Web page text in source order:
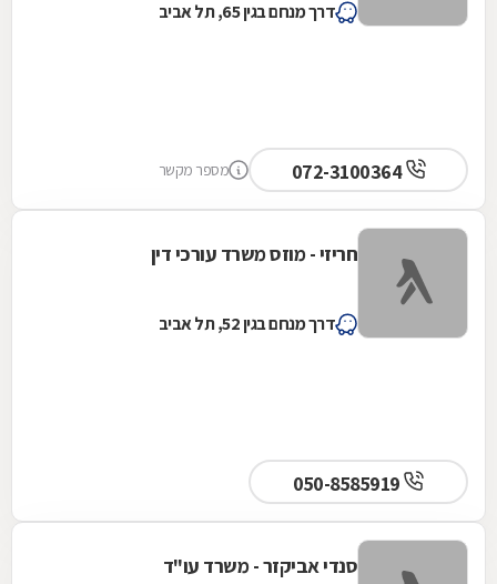
דרך מנחם בגין 65, תל אביב
072-3100364 מספר מקשר
חריזי - מוזס משרד עורכי דין
דרך מנחם בגין 52, תל אביב
סנדי אביקזר - משרד עו"ד